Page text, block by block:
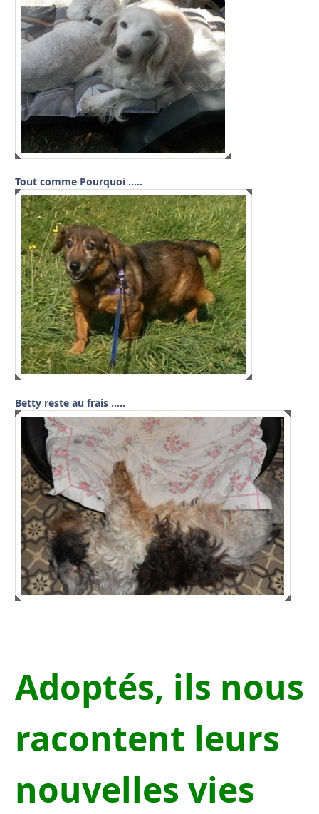
Tout comme Pourquoi …..
Betty reste au frais …..
Adoptés, ils nous
racontent leurs
nouvelles vies